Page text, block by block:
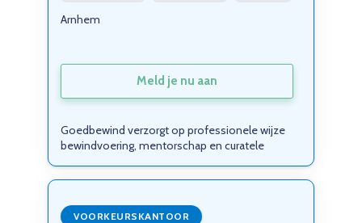
Arnhem
Meld je nu aan
Goedbewind verzorgt op professionele wijze
bewindvoering, mentorschap en curatele
VOORKEURSKANTOOR